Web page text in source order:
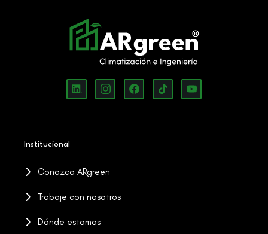
Institucional
Conozca ARgreen
Trabaje con nosotros
Dónde estamos